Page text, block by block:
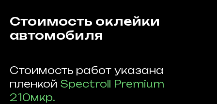
Стоимость оклейки
автомобиля
Стоимость работ указана
пленкой Spectroll Premium
210мкр.